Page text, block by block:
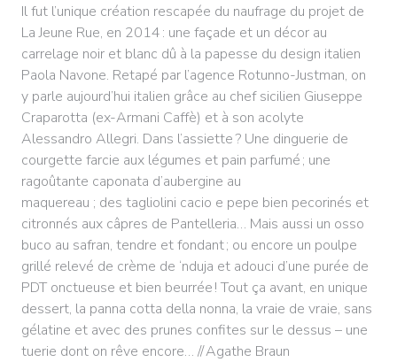
Il fut l’unique création rescapée du naufrage du projet de
La Jeune Rue, en 2014 : une façade et un décor au
carrelage noir et blanc dû à la papesse du design italien
Paola Navone. Retapé par l’agence Rotunno-Justman, on
y parle aujourd’hui italien grâce au chef sicilien Giuseppe
Craparotta (ex-Armani Caffè) et à son acolyte
Alessandro Allegri. Dans l’assiette ? Une dinguerie de
courgette farcie aux légumes et pain parfumé ; une
ragoûtante caponata d’aubergine au
maquereau ; des tagliolini cacio e pepe bien pecorinés et
citronnés aux câpres de Pantelleria… Mais aussi un osso
buco au safran, tendre et fondant ; ou encore un poulpe
grillé relevé de crème de ‘nduja et adouci d’une purée de
PDT onctueuse et bien beurrée ! Tout ça avant, en unique
dessert, la panna cotta della nonna, la vraie de vraie, sans
gélatine et avec des prunes confites sur le dessus – une
tuerie dont on rêve encore… // Agathe Braun